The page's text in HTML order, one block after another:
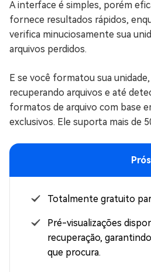
A interface é simples, porém
fornece resultados rápidos,
verifica minuciosamente sua
arquivos perdidos.
E se você formatou sua
recuperando arquivos e até
formatos de arquivo com base
exclusivos. Ele suporta mais de
Prós
Totalmente gratuito
Pré-visualizações
recuperação,
que procura.